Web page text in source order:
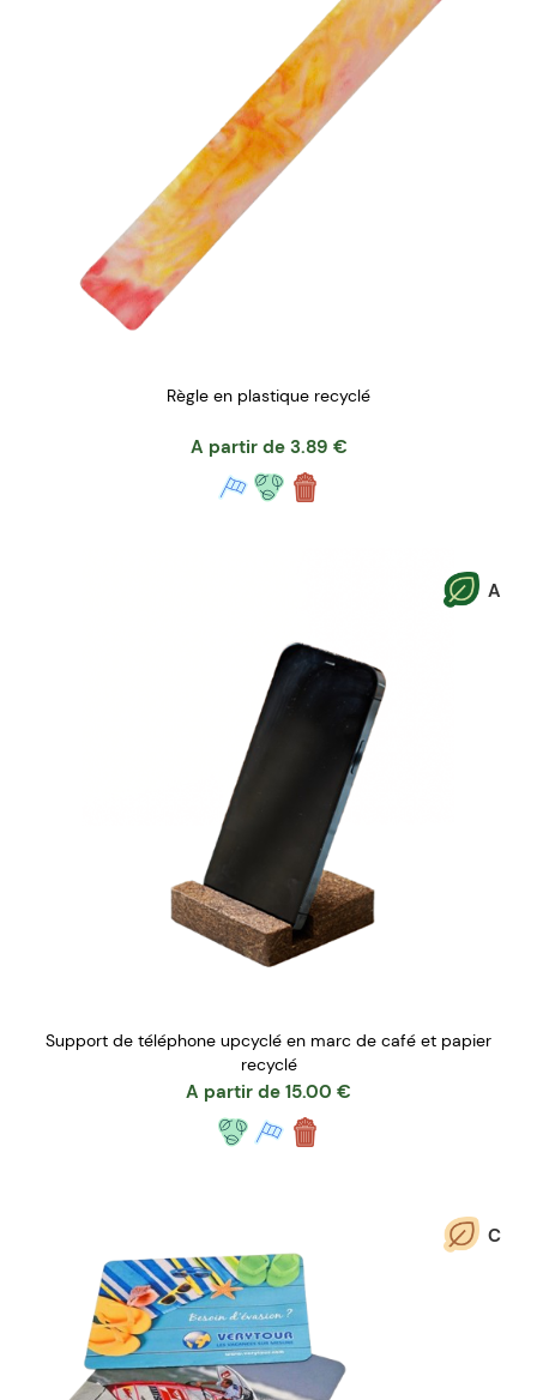
Règle en plastique recyclé
A partir de 3.89 €
A
Support de téléphone upcyclé en marc de café et papier
recyclé
A partir de 15.00 €
C